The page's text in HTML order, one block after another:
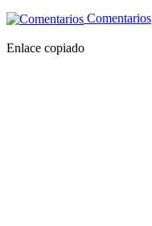
Comentarios
Enlace copiado